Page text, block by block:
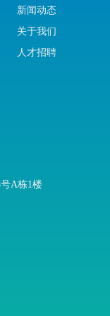
新闻动态
关于我们
人才招聘
A栋1楼